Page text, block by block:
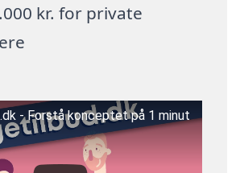
kr. for private
- Forstå konceptet på 1 minut